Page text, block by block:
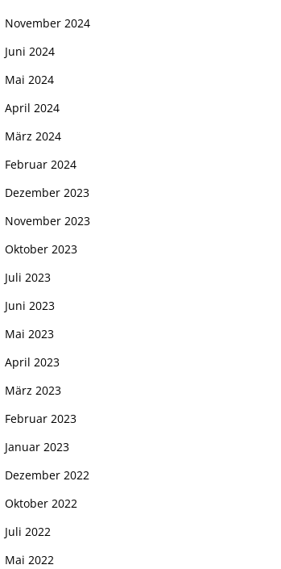
November 2024
Juni 2024
Mai 2024
April 2024
März 2024
Februar 2024
Dezember 2023
November 2023
Oktober 2023
Juli 2023
Juni 2023
Mai 2023
April 2023
März 2023
Februar 2023
Januar 2023
Dezember 2022
Oktober 2022
Juli 2022
Mai 2022